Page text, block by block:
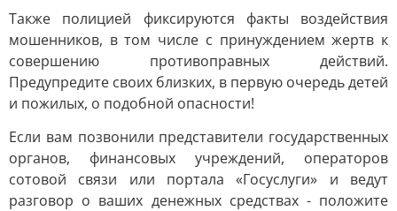
Также полицией фиксируются факты воздействия
мошенников, в том числе с принуждением жертв к
совершению противоправных действий.
Предупредите своих близких, в первую очередь детей
и пожилых, о подобной опасности!
Если вам позвонили представители государственных
органов, финансовых учреждений, операторов
сотовой связи или портала «Госуслуги» и ведут
разговор о ваших денежных средствах - положите